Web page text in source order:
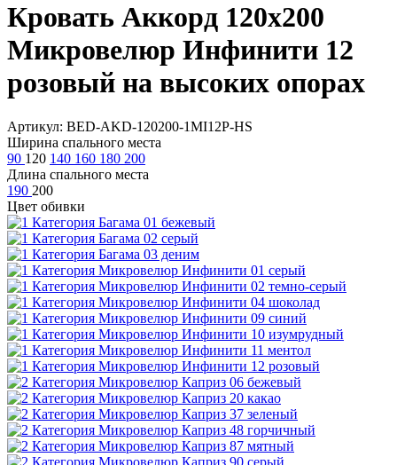
Кровать Аккорд 120х200
Микровелюр Инфинити 12
розовый на высоких опорах
Артикул: BED-AKD-120200-1MI12P-HS
Ширина спального места
90 120 140 160 180 200
Длина спального места
190 200
Цвет обивки